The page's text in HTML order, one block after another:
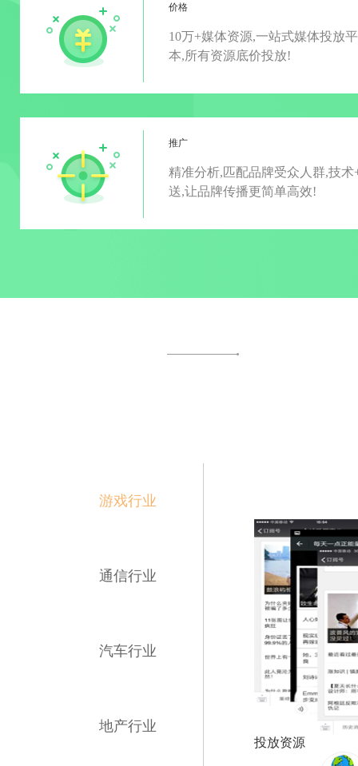
价格
10万+媒体资源,一站式媒体投放
本,所有资源底价投放!
推广
精准分析,匹配品牌受众人群,技
送,让品牌传播更简单高效!
游戏行业
通信行业
汽车行业
地产行业
投放资源